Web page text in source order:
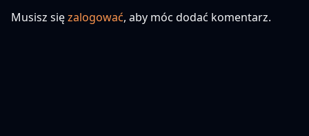
Musisz sięzalogować, aby móc dodać komentarz.